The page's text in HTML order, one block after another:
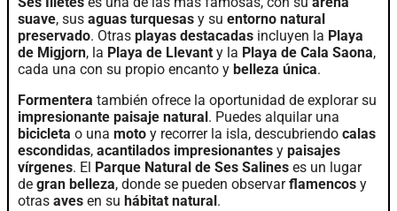
suave, sus aguas turquesas y su entorno natural
preservado. Otras playas destacadas incluyen la Playa
de Migjorn, la Playa de Llevant y la Playa de Cala Saona,
cada una con su propio encanto y belleza única.
Formentera también ofrece la oportunidad de explorar su
impresionante paisaje natural . Puedes alquilar una
bicicleta o una moto y recorrer la isla, descubriendo calas
escondidas, acantilados impresionantes y paisajes
vírgenes. El Parque Natural de Ses Salines es un lugar
de gran belleza, donde se pueden observarflamencos y
otras aves en su hábitat natural .